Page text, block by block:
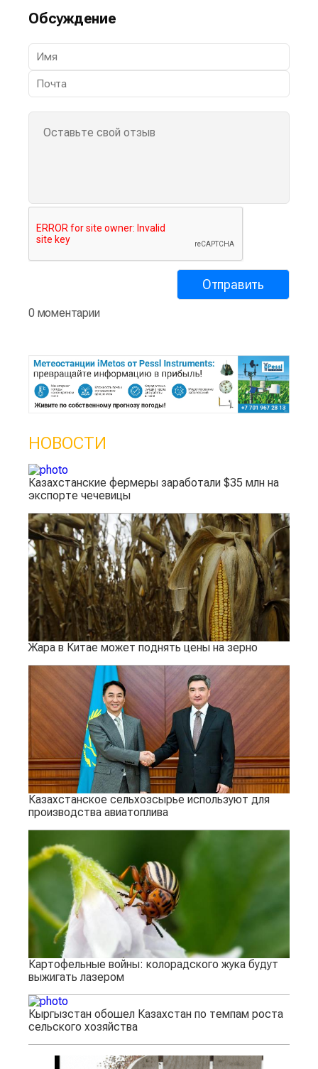
Обсуждение
0 моментарии
НОВОСТИ
Казахстанские фермеры заработали $35 млн на
экспорте чечевицы
Жара в Китае может поднять цены на зерно
Казахстанское сельхозсырье используют для
производства авиатоплива
Картофельные войны: колорадского жука будут
выжигать лазером
Кыргызстан обошел Казахстан по темпам роста
сельского хозяйства